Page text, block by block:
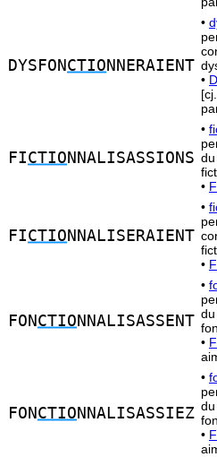
DYSFON CTIO NNERAIENT
•
•
FICTIO NNALISASSIONS
•
•
FICTIO NNALISERAIENT
•
•
FON CTIO NNALISASSENT
•
•
FON CTIO NNALISASSIEZ
•
•